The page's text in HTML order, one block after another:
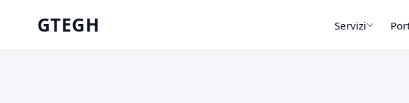
GTEGH Servizi